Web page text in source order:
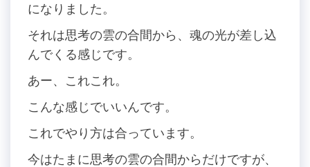
になりました。
それは思考の雲の合間から、魂の光が差し込
んでくる感じです。
あー、これこれ。
こんな感じでいいんです。
これでやり方は合っています。
今はたまに思考の雲の合間からだけですが、